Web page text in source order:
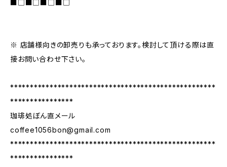
■□■□■□■□
※ 店舗様向きの卸売りも承っております。検討して頂ける際は直
接お問い合わせ下さい。
****************************************************
****************
珈琲処ぼん直メール
coffee1056bon@gmail.com
****************************************************
****************